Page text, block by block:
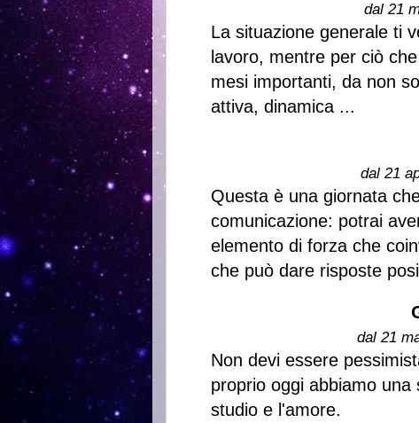
dal 21
La situazione generale ti
lavoro, mentre per ciò
mesi importanti, da non
attiva, dinamica ...
dal 21
Questa è una giornata
comunicazione: potrai
elemento di forza che
che può dare risposte
dal 21
Non devi essere
proprio oggi abbiamo
studio e l'amore.